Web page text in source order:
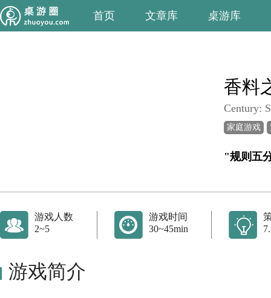
首页 文章库 桌游库
香料
Century:
家庭游戏
"规则五
游戏人数
2~5
游戏时间
30~45min
游戏简介